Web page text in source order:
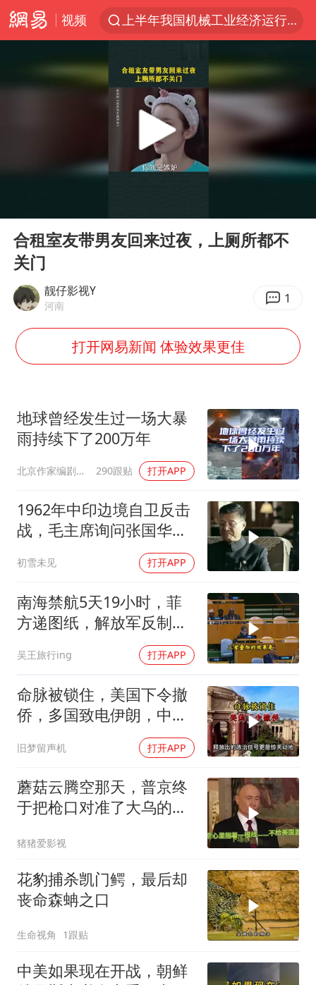
视频
上半年我国机械工业经济运行稳中有进
台风白海豚加强
广东雷州通报特教老师招聘违规事件
“立秋的第一杯奶茶”又爆单了
宇树科技中一签需缴款7.54万元
“新疆阿勒泰八月能滑雪”不实
向鹏0-3不敌张本智和
DeepSeek投资宇树科技意味什么
公司“上四休三”但要降薪1000元
东方之约 相约未来
Play
合租室友带男友回来过夜，上厕所都不
关门
靓仔影视Y
河南 1
打开网易新闻 体验效果更佳
地球曾经发生过一场大暴
雨持续下了200万年
北京作家编剧肥猪满圈 290跟贴 打开APP
1962年中印边境自卫反击
战，毛主席询问张国华能
初雪未见 打开APP
南海禁航5天19小时，菲
方递图纸，解放军反制组
吴王旅行ing 打开APP
命脉被锁住，美国下令撤
侨，多国致电伊朗，中国
旧梦留声机 打开APP
蘑菇云腾空那天，普京终
于把枪口对准了大乌的军
猪猪爱影视
花豹捕杀凯门鳄，最后却
丧命森蚺之口
生命视角 1跟贴
中美如果现在开战，朝鲜